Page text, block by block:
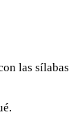
las sílabas